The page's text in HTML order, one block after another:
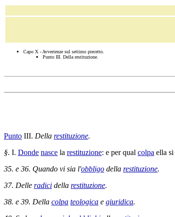
Capo X - Avvertenze sul settimo precetto.
Punto III. Della restituzione.
Punto III. Della restituzione.
§. I. Donde nasce la restituzione: e per qual colpa ella si
35. e 36. Quando vi sia l'obbligo della restituzione.
37. Delle radici della restituzione.
38. e 39. Della colpa teologica e giuridica.